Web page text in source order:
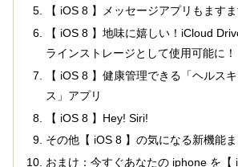
【 iOS 8 】メッセージアプリもますま
【 iOS 8 】地味に嬉しい！iCloud
ラインストレージとして使用可能に！
【 iOS 8 】健康管理できる「ヘルス
ス」アプリ
【 iOS 8 】Hey! Siri!
その他【 iOS 8 】の気になる新機能
おまけ：今すぐあなたの iphone を【